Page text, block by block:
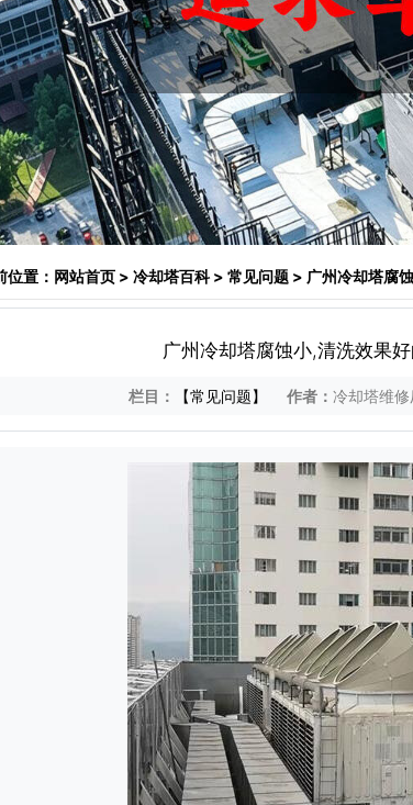
位置： 网站首页 > 冷却塔百科> 常见问题 > 广州冷却塔腐
广州冷却塔腐蚀小,清洗效果
栏目： 【常见问题】 作者： 冷却塔维修